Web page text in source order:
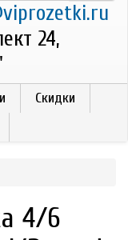
24,
Скидки
4/6